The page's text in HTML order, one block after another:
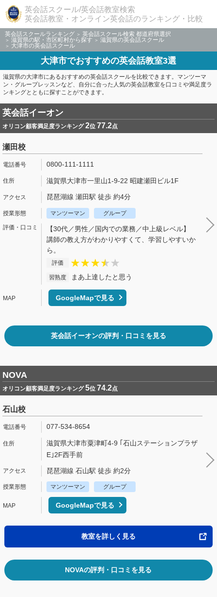
英会話スクール/英会話教室検索
英会話教室・オンライン英会話のランキング・比較
英会話スクールランキング
英会話スクール検索 都道府県選択
滋賀県の駅・市区町村から探す
滋賀県の英会話スクール
大津市の英会話スクール
大津市でおすすめの英会話教室3選
滋賀県の大津市にあるおすすめの英会話スクールを比較できます。マンツーマ
ン・グループレッスンなど、自分に合った人気の英会話教室を口コミや満足度ラ
ンキングとともに探すことができます。
英会話イーオン
オリコン顧客満足度ランキング2位 77.2点
瀬田校
0800-111-1111
滋賀県大津市一里山1-9-22 昭建瀬田ビル1F
琵琶湖線 瀬田駅 徒歩 約4分
マンツーマン グループ
【30代／男性／国内での業務／中上級レベル】
講師の教え方がわかりやすくて、学習しやすいか
ら。
評価
習熟度 まあ上達したと思う
GoogleMapで見る
英会話イーオンの評判・口コミを見る
NOVA
オリコン顧客満足度ランキング5位 74.2点
石山校
077-534-8654
滋賀県大津市粟津町4-9 ｢石山ステーションプラザ
E｣2F西手前
琵琶湖線 石山駅 徒歩 約2分
マンツーマン グループ
GoogleMapで見る
教室を詳しく見る
NOVAの評判・口コミを見る